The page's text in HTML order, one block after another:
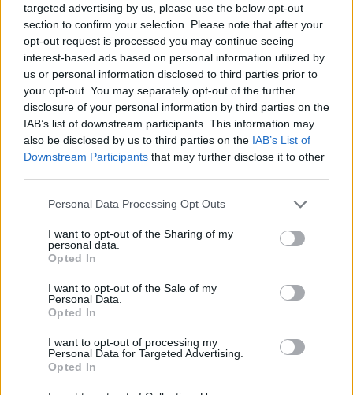
targeted advertising by us, please use the below opt-out
section to confirm your selection. Please note that after your
opt-out request is processed you may continue seeing
interest-based ads based on personal information utilized by
us or personal information disclosed to third parties prior to
your opt-out. You may separately opt-out of the further
disclosure of your personal information by third parties on the
IAB’s list of downstream participants. This information may
also be disclosed by us to third parties on the IAB’s List of
Downstream Participants that may further disclose it to other
Personal Data Processing Opt Outs
I want to opt-out of the Sharing of my
personal data.
Opted In
I want to opt-out of the Sale of my
Personal Data.
Opted In
I want to opt-out of processing my
Personal Data for Targeted Advertising.
Opted In
Συντονισμένες δράσεις, κοινός στόχος: Ασφαλέστερες
μετακινήσεις για όλους
30 Ιουλίου 2026
ENDLESS EC: Δυναμική Ανάπτυξη με επίκεντρο τη
Βιωσιμότητα
30 Ιουλίου 2026
Συνεργασία της ΦΩΤΟΚΥΚΛΩΣΗ Α.Ε. με τον Δήμο
Μεγαρέων
29 Ιουλίου 2026
Περιφέρεια Αττικής: Υπεγράφη η σύμβαση κατασκευής
του εσωτερικού δικτύου αποχέτευσης Παιανίας
29 Ιουλίου 2026
Newsletter Citygen.gr
Λάβετε όλα τα τελευταία νέα από τον χώρο της Πολιτικής
Προστασίας, του ESG, του Green Business και των ΟΤΑ